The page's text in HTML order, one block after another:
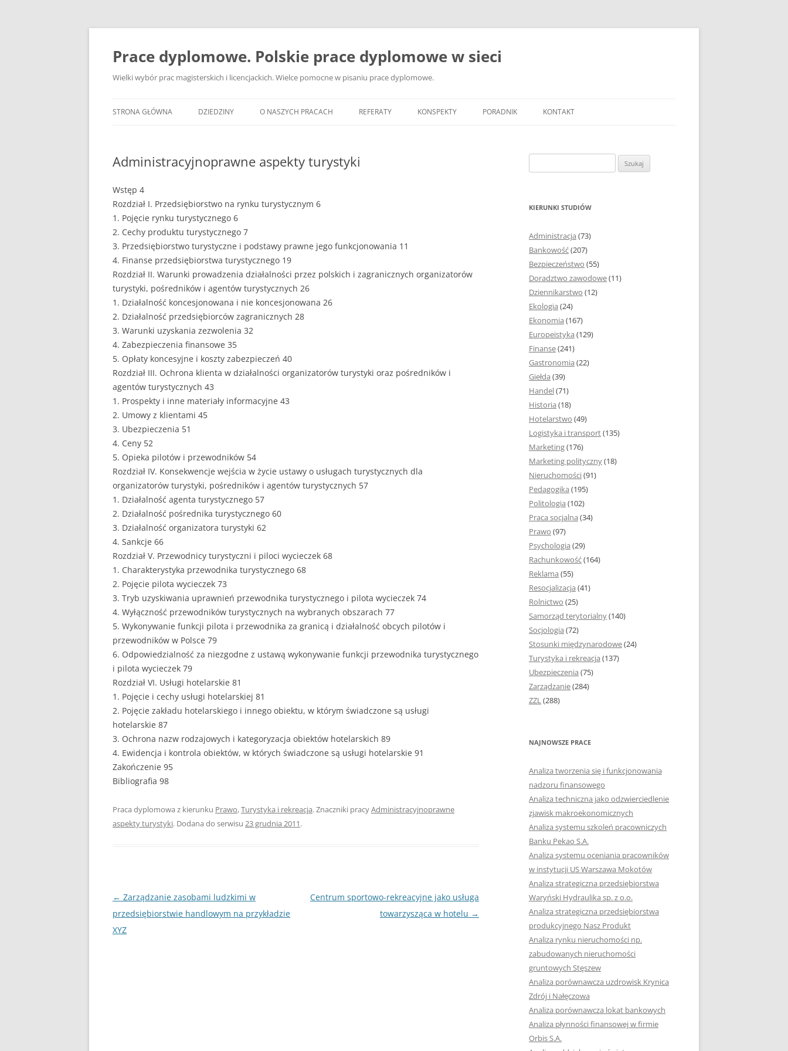
Przejdź
Prace dyplomowe. Polskie prace dyplomowe w sieci
Wielki wybór prac magisterskich i licencjackich. Wielce pomocne w pisaniu prace dyplomowe.
STRONA GŁÓWNA DZIEDZINY
BANKOWOŚĆ
DZIENNIKARSTWO
EKOLOGIA
EKONOMIA
FINANSE
GASTRONOMIA
HANDEL
HISTORIA
MARKETING
MARKETING POLITYCZNY
NIERUCHOMOŚCI
POLITOLOGIA
PRAWO
PSYCHOLOGIA
RACHUNKOWOŚĆ
ROLNICTWO
SAMORZĄD TERYTORIALNY
UBEZPIECZENIA
O NASZYCH PRACACH REFERATY KONSPEKTY PORADNIK
JAK ZBIERAĆ I OPRACOWYWAĆ
BIBLIOGRAFICZNYCH
ZAWARTOŚĆ I ROZMIAR PRACY
DYPLOMOWEJ
ESTETYKA PRACY DYPLOMOWEJ –
WYRÓŻNIENIA, NUMEROWANIE
CZCIONKA, MARGINESY I
WIELKOŚĆ STRON
STRUKTURA AKAPITU W PRACY
DYPLOMOWEJ
STYL PRACY DYPLOMOWEJ
SPIS TREŚCI W PRACY
DYPLOMOWEJ
WSTĘP PRACY DYPLOMOWEJ
ROZDZIAŁY I PODROZDZIAŁY
ZAKOŃCZENIE PRACY
DYPLOMOWEJ
BIBLIOGRAFIA
SPIS RYSUNKÓW, TABEL I
ZAŁĄCZNIKÓW
TABELE, RYSUNKI ORAZ WYKRESY
KSIĄŻKI, KTÓRE POMOGĄ CI
NAPISAĆ PRACĘ DYPLOMOWĄ
JAK PRZYGOTOWAĆ SIĘ DO
USTNEGO EGZAMINU
DYPLOMOWEGO?
HIPOTEZY W PRACACH
DYPLOMOWYCH
JAK PRZYGOTOWAĆ SIĘ DO
OBRONY PRACY DYPLOMOWEJ
KONTAKT
Administracyjnoprawne aspekty turystyki
Wstęp 4
Rozdział I. Przedsiębiorstwo na rynku turystycznym 6
1. Pojęcie rynku turystycznego 6
2. Cechy produktu turystycznego 7
3. Przedsiębiorstwo turystyczne i podstawy prawne jego funkcjonowania 11
4. Finanse przedsiębiorstwa turystycznego 19
Rozdział II. Warunki prowadzenia działalności przez polskich i zagranicznych organizatorów
turystyki, pośredników i agentów turystycznych 26
1. Działalność koncesjonowana i nie koncesjonowana 26
2. Działalność przedsiębiorców zagranicznych 28
3. Warunki uzyskania zezwolenia 32
4. Zabezpieczenia finansowe 35
5. Opłaty koncesyjne i koszty zabezpieczeń 40
Rozdział III. Ochrona klienta w działalności organizatorów turystyki oraz pośredników i
agentów turystycznych 43
1. Prospekty i inne materiały informacyjne 43
2. Umowy z klientami 45
3. Ubezpieczenia 51
4. Ceny 52
5. Opieka pilotów i przewodników 54
Rozdział IV. Konsekwencje wejścia w życie ustawy o usługach turystycznych dla
organizatorów turystyki, pośredników i agentów turystycznych 57
1. Działalność agenta turystycznego 57
2. Działalność pośrednika turystycznego 60
3. Działalność organizatora turystyki 62
4. Sankcje 66
Rozdział V. Przewodnicy turystyczni i piloci wycieczek 68
1. Charakterystyka przewodnika turystycznego 68
2. Pojęcie pilota wycieczek 73
3. Tryb uzyskiwania uprawnień przewodnika turystycznego i pilota wycieczek 74
4. Wyłączność przewodników turystycznych na wybranych obszarach 77
5. Wykonywanie funkcji pilota i przewodnika za granicą i działalność obcych pilotów i
przewodników w Polsce 79
6. Odpowiedzialność za niezgodne z ustawą wykonywanie funkcji przewodnika turystycznego
i pilota wycieczek 79
Rozdział VI. Usługi hotelarskie 81
1. Pojęcie i cechy usługi hotelarskiej 81
2. Pojęcie zakładu hotelarskiego i innego obiektu, w którym świadczone są usługi
hotelarskie 87
3. Ochrona nazw rodzajowych i kategoryzacja obiektów hotelarskich 89
4. Ewidencja i kontrola obiektów, w których świadczone są usługi hotelarskie 91
Zakończenie 95
Bibliografia 98
Praca dyplomowa z kierunku Prawo,Turystyka i rekreacja. Znaczniki pracyAdministracyjnoprawne
aspekty turystyki. Dodana do serwisu 23 grudnia 2011.
Nawigacja
wpisu
← Zarządzanie zasobami ludzkimi w
przedsiębiorstwie handlowym na przykładzie
XYZ
Centrum sportowo-rekreacyjne jako usługa
towarzysząca w hotelu →
KIERUNKI STUDIÓW
Administracja (73)
Bankowość(207)
Bezpieczeństwo (55)
Doradztwo zawodowe(11)
Dziennikarstwo (12)
Ekologia (24)
Ekonomia (167)
Europeistyka (129)
Finanse(241)
Gastronomia (22)
Giełda (39)
Handel(71)
Historia (18)
Hotelarstwo (49)
Logistyka i transport(135)
Marketing(176)
Marketing polityczny(18)
Nieruchomości(91)
Pedagogika (195)
Politologia (102)
Praca socjalna (34)
Prawo (97)
Psychologia (29)
Rachunkowość(164)
Reklama (55)
Resocjalizacja (41)
Rolnictwo (25)
Samorząd terytorialny(140)
Socjologia (72)
Stosunki międzynarodowe(24)
Turystyka i rekreacja (137)
Ubezpieczenia (75)
Zarządzanie(284)
ZZL(288)
NAJNOWSZE PRACE
Analiza tworzenia się i funkcjonowania
nadzoru finansowego
Analiza techniczna jako odzwierciedlenie
zjawisk makroekonomicznych
Analiza systemu szkoleń pracowniczych
Banku Pekao S.A.
Analiza systemu oceniania pracowników
w instytucji US Warszawa Mokotów
Analiza strategiczna przedsiębiorstwa
Waryński Hydraulika sp. z o.o.
Analiza strategiczna przedsiębiorstwa
produkcyjnego Nasz Produkt
Analiza rynku nieruchomości np.
zabudowanych nieruchomości
gruntowych Stęszew
Analiza porównawcza uzdrowisk Krynica
Zdrój i Nałęczowa
Analiza porównawcza lokat bankowych
Analiza płynności finansowej w firmie
Orbis S.A.